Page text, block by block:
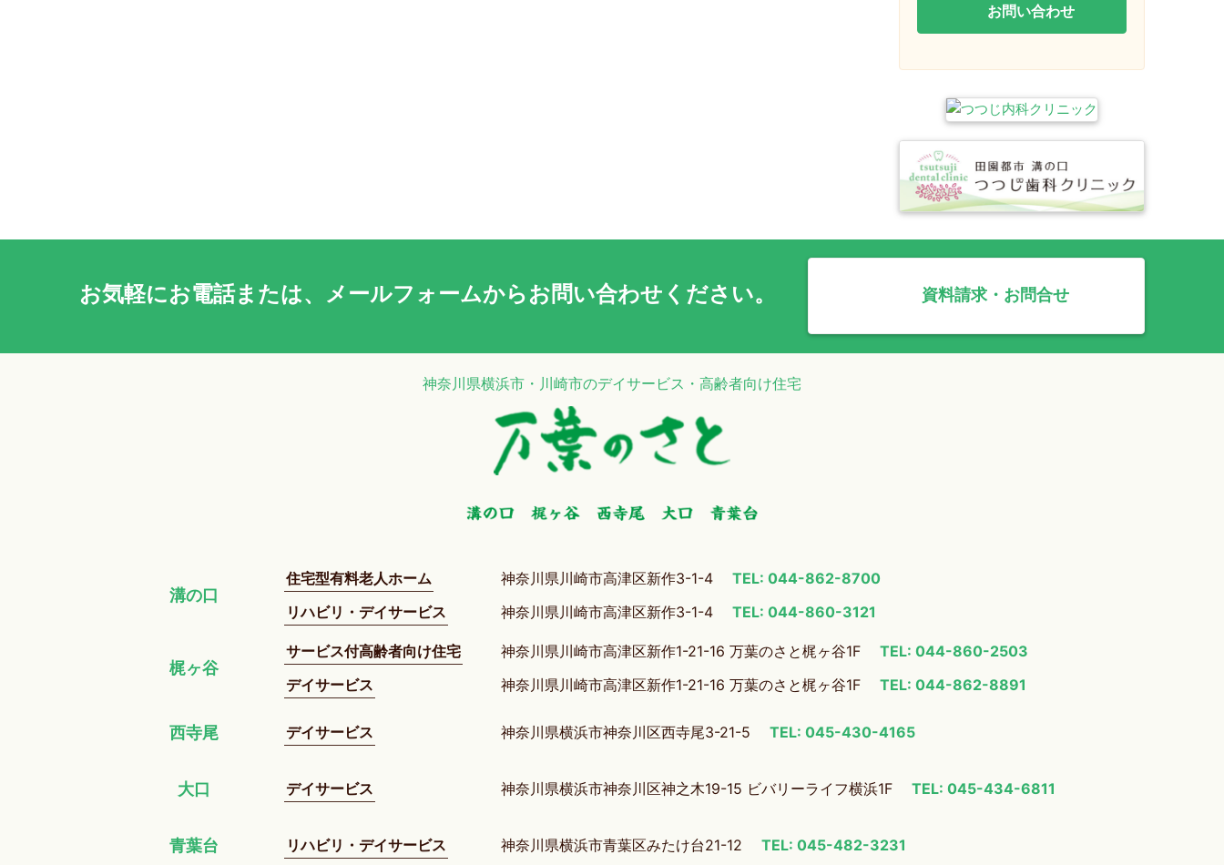
お問い合わせ
お気軽にお電話または、 メールフォームからお問い合わせください。 資料請求・お問合せ
神奈川県横浜市・川崎市のデイサービス・高齢者向け住宅
溝の口
住宅型有料老人ホーム
リハビリ・デイサービス
神奈川県川崎市高津区新作3-1-4
TEL: 044-862-8700
神奈川県川崎市高津区新作3-1-4
TEL: 044-860-3121
梶ヶ谷
サービス付高齢者向け住宅
デイサービス
神奈川県川崎市高津区新作1-21-16 万葉のさと梶ヶ谷1F
TEL: 044-860-2503
神奈川県川崎市高津区新作1-21-16 万葉のさと梶ヶ谷1F
TEL: 044-862-8891
西寺尾 デイサービス 神奈川県横浜市神奈川区西寺尾3-21-5 TEL: 045-430-4165
大口 デイサービス 神奈川県横浜市神奈川区神之木19-15 ビバリーライフ横浜1F TEL: 045-434-6811
青葉台 リハビリ・デイサービス 神奈川県横浜市青葉区みたけ台21-12 TEL: 045-482-3231